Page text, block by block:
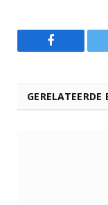
Facebook
GERELATEERDE